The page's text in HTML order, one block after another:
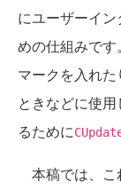
にユーザーイ
めの仕組みで
マークを入れ
ときなどに使
るために
本稿では、こ